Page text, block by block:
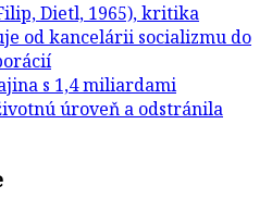
Dietl, 1965), kritika
od kancelárii socializmu do
s 1,4 miliardami
úroveň a odstránila